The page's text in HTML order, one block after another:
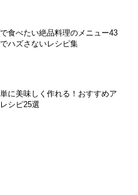
食べたい絶品料理のメニュー43
ハズさないレシピ集
に美味しく作れる！おすすめア
シピ25選